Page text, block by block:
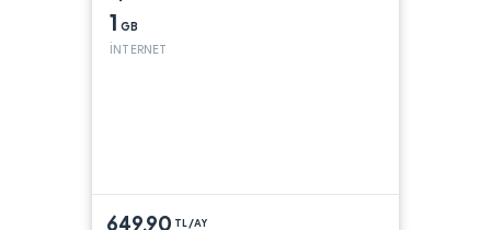
1 GB
İNTERNET
649,90 TL/AY